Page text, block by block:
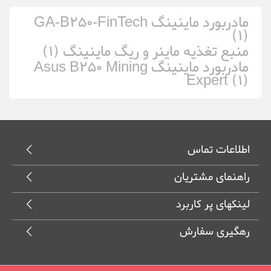
مادربورد ماینینگ GA-B250-FinTech
(1)
منبع تغذیه ماینر و ریگ ماینینگ (1)
مادربورد ماینینگ Asus B250 Mining
Expert (1)
اطلاعات تماس
راهنمای مشتریان
لینکهای پر کاربرد
رهگیری سفارش